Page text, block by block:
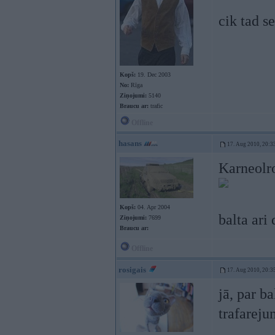
Kopš: 19. Dec 2003
No: Rīga
Ziņojumi: 5140
Braucu ar: trafic
cik tad
hasans 17. Aug 2010,
Kopš: 04. Apr 2004
Ziņojumi: 7699
Braucu ar:
balta ari
rosigais 17. Aug 2010,
jā, par